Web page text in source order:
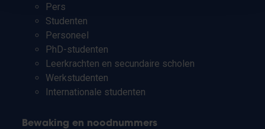
Pers
Studenten
Personeel
PhD-studenten
Leerkrachten en secundaire scholen
Werkstudenten
Internationale studenten
Bewaking en noodnummers